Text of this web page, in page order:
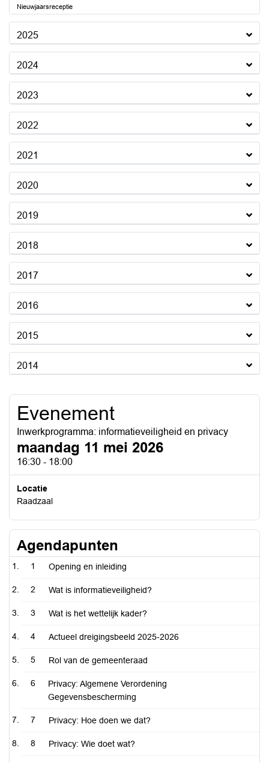
Nieuwjaarsreceptie
2025
2024
2023
2022
2021
2020
2019
2018
2017
2016
2015
2014
Evenement
Inwerkprogramma: informatieveiligheid en privacy
maandag 11 mei 2026
16:30 - 18:00
Locatie
Raadzaal
Agendapunten
1 Opening en inleiding
2 Wat is informatieveiligheid?
3 Wat is het wettelijk kader?
4 Actueel dreigingsbeeld 2025-2026
5 Rol van de gemeenteraad
6
Privacy: Algemene Verordening
Gegevensbescherming
7 Privacy: Hoe doen we dat?
8 Privacy: Wie doet wat?